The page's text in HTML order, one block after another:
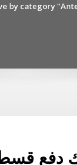
by category
دفع